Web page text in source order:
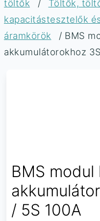
töltők
/
Töltők,
kapacitástesztelők
áramkörök
/ BMS
akkumulátorokhoz
BMS modul
/ 5S 100A